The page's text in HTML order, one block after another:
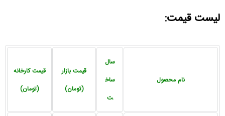
لیست قیمت:
نام محصول
سال
ساخ
ت
قیمت بازار
(تومان)
قیمت کارخانه
(تومان)